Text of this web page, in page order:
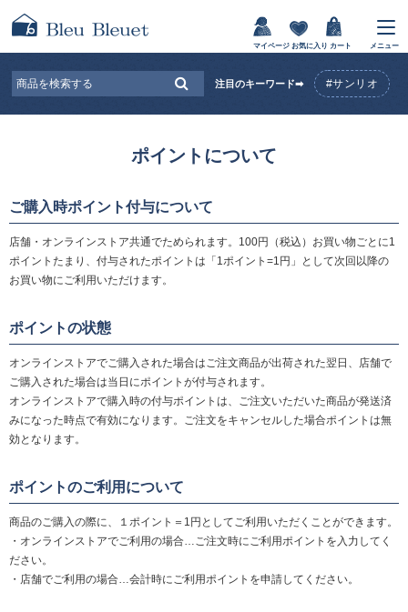
マイページ お気に入り カート メニュー
注目のキーワード➡ #サンリオ
ポイントについて
ご購入時ポイント付与について
店舗・オンラインストア共通でためられます。100円（税込）お買い物ごとに1
ポイントたまり、付与されたポイントは「1ポイント=1円」として次回以降の
お買い物にご利用いただけます。
ポイントの状態
オンラインストアでご購入された場合はご注文商品が出荷された翌日、店舗で
ご購入された場合は当日にポイントが付与されます。
オンラインストアで購入時の付与ポイントは、ご注文いただいた商品が発送済
みになった時点で有効になります。ご注文をキャンセルした場合ポイントは無
効となります。
ポイントのご利用について
商品のご購入の際に、１ポイント＝1円としてご利用いただくことができます。
・オンラインストアでご利用の場合…ご注文時にご利用ポイントを入力してく
ださい。
・店舗でご利用の場合…会計時にご利用ポイントを申請してください。